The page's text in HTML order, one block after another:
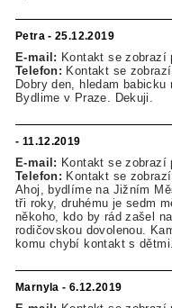
Petra - 25.12.2019
E-mail: Kontakt se zobrazí
Telefon: Kontakt se
Dobry den, hledam
Bydlime v Praze. Dekuji.
- 11.12.2019
E-mail: Kontakt se zobrazí
Telefon: Kontakt se
Ahoj, bydlíme na Jižním
tři roky, druhému je sedm
někoho, kdo by rád zašel
rodičovskou dovolenou.
komu chybí kontakt s
Marnyla - 6.12.2019